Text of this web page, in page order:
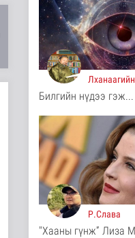
Мал
Нийгэм
3 цаг
МВт-ын
3 цаг
авто
хааж,
Нийгэм
3 цаг
3613
Билгийн нүдээ гэж...
Р.Слава
"Хааны гүнж” Лиза